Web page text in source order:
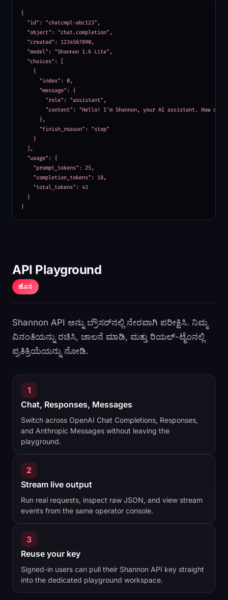
{
  "id": "chatcmpl-abc123",
  "object": "chat.completion",
  "created": 1234567890,
  "model": "Shannon 1.6 Lite",
  "choices": [
    {
      "index": 0,
      "message": {
        "role": "assistant",
"content": "Hello! I'm Shannon, your AI assistant. How can
      },
      "finish_reason": "stop"
    }
  ],
  "usage": {
    "prompt_tokens": 25,
    "completion_tokens": 18,
    "total_tokens": 43
  }
}
API Playground
ಹೊಸ
Shannon API ಅನ್ನು ಬ್ರೌಸರ್‌ನಲ್ಲಿ ನೇರವಾಗಿ ಪರೀಕ್ಷಿಸಿ. ನಿಮ್ಮ
ವಿನಂತಿಯನ್ನು ರಚಿಸಿ, ಚಾಲನೆ ಮಾಡಿ, ಮತ್ತು ರಿಯಲ್-ಟೈಂನಲ್ಲಿ
ಪ್ರತಿಕ್ರಿಯೆಯನ್ನು ನೋಡಿ.
1
Chat, Responses, Messages
Switch across OpenAI Chat Completions, Responses,
and Anthropic Messages without leaving the
playground.
2
Stream live output
Run real requests, inspect raw JSON, and view stream
events from the same operator console.
3
Reuse your key
Signed-in users can pull their Shannon API key straight
into the dedicated playground workspace.